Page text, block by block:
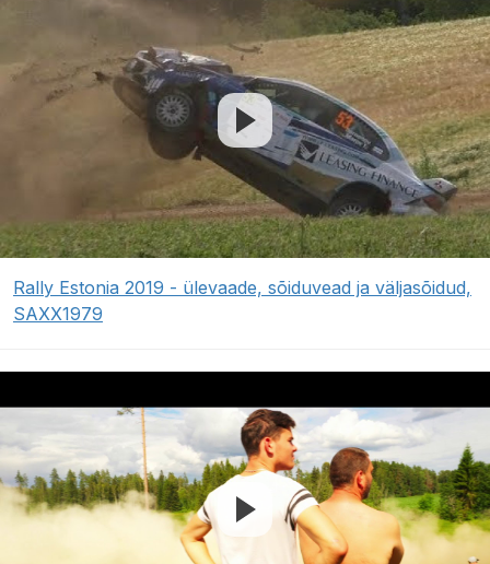
Rally Estonia 2019 - ülevaade, sõiduvead ja väljasõidud,
SAXX1979